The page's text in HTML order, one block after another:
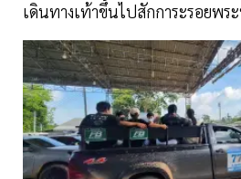
เดินทางเท้าขึ้นไปสักการะรอยพ